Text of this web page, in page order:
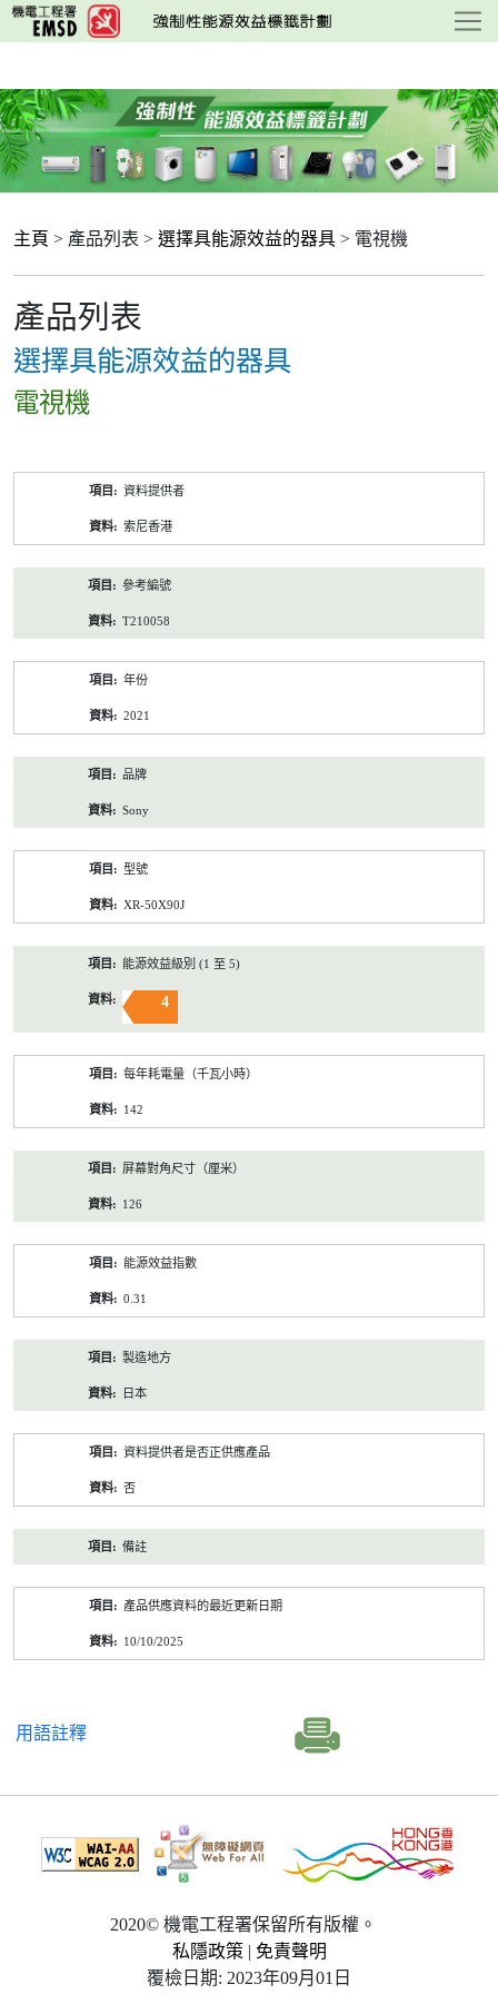
跳
至
要
內
容
主頁 > 產品列表 > 選擇具能源效益的器具 > 電視機
產品列表
選擇具能源效益的器具
電視機
資料提供者
索尼香港
參考編號
T210058
年份
2021
品牌
Sony
型號
XR-50X90J
能源效益級別 (1 至 5)
4
每年耗電量（千瓦小時）
142
屏幕對角尺寸（厘米）
126
能源效益指數
0.31
製造地方
日本
資料提供者是否正供應產品
否
備註
產品供應資料的最近更新日期
10/10/2025
用語註釋
2020© 機電工程署保留所有版權。
私隱政策 | 免責聲明
覆檢日期: 2023年09月01日